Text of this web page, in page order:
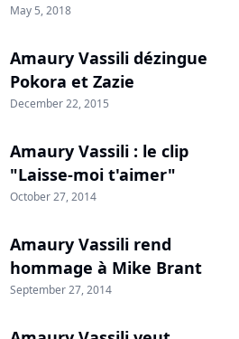
May 5, 2018
Amaury Vassili dézingue
Pokora et Zazie
December 22, 2015
Amaury Vassili : le clip
"Laisse-moi t'aimer"
October 27, 2014
Amaury Vassili rend
hommage à Mike Brant
September 27, 2014